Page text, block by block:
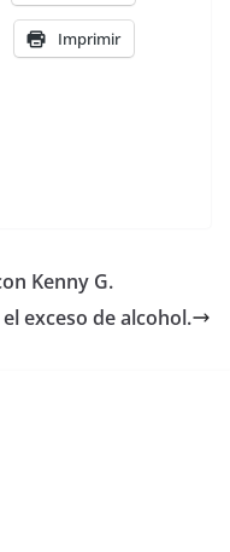
Imprimir
Kenny G.
exceso de alcohol.